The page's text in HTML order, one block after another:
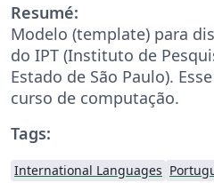
Resumé:
Modelo (template) para
do IPT (Instituto de
Estado de São Paulo).
curso de computação.
Tags:
International Languages